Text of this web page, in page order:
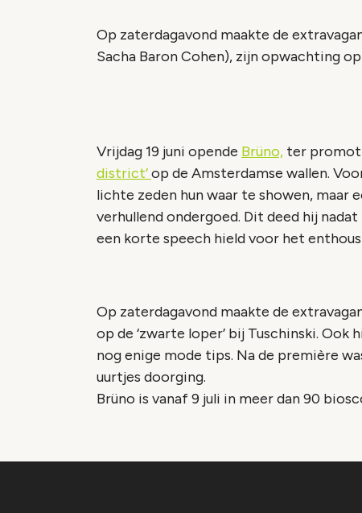
Op zaterdagavond maakte de
Sacha Baron Cohen), zijn opwachting
Vrijdag 19 juni opende Brüno, ter
district’op de Amsterdamse wallen.
lichte zeden hun waar te showen, maar
verhullend ondergoed. Dit deed hij
een korte speech hield voor het
Op zaterdagavond maakte de
op de ‘zwarte loper’ bij Tuschinski.
nog enige mode tips. Na de première
uurtjes doorging.
Brüno is vanaf 9 juli in meer dan 90